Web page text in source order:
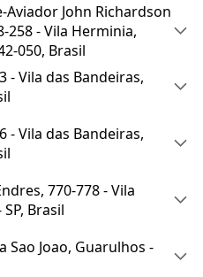
Aviador John Richardson
258 - Vila Herminia,
050, Brasil
- Vila das Bandeiras,
- Vila das Bandeiras,
770-778 - Vila
Brasil
Sao Joao, Guarulhos -